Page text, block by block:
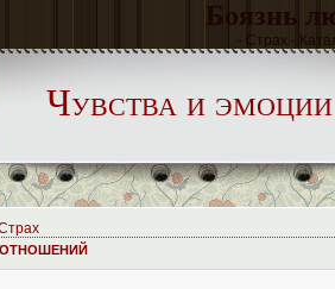
Боязнь
- Страх -
Чувства и эмоции